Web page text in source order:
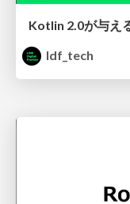
Kotlin 2.0が与え
ldf_tech